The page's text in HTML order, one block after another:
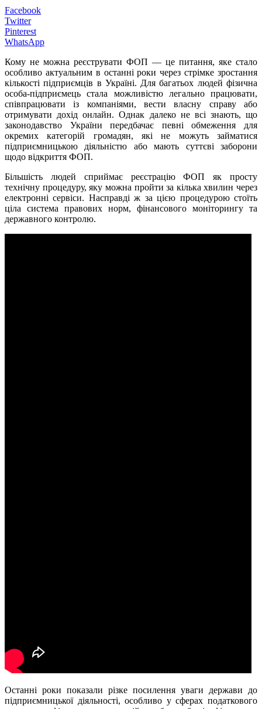
Facebook
Twitter
Pinterest
WhatsApp
Кому не можна реєструвати ФОП — це питання, яке стало
особливо актуальним в останні роки через стрімке зростання
кількості підприємців в Україні. Для багатьох людей фізична
особа-підприємець стала можливістю легально працювати,
співпрацювати із компаніями, вести власну справу або
отримувати дохід онлайн. Однак далеко не всі знають, що
законодавство України передбачає певні обмеження для
окремих категорій громадян, які не можуть займатися
підприємницькою діяльністю або мають суттєві заборони
щодо відкриття ФОП.
Більшість людей сприймає реєстрацію ФОП як просту
технічну процедуру, яку можна пройти за кілька хвилин через
електронні сервіси. Насправді ж за цією процедурою стоїть
ціла система правових норм, фінансового моніторингу та
державного контролю.
Останні роки показали різке посилення уваги держави до
підприємницької діяльності, особливо у сферах податкового